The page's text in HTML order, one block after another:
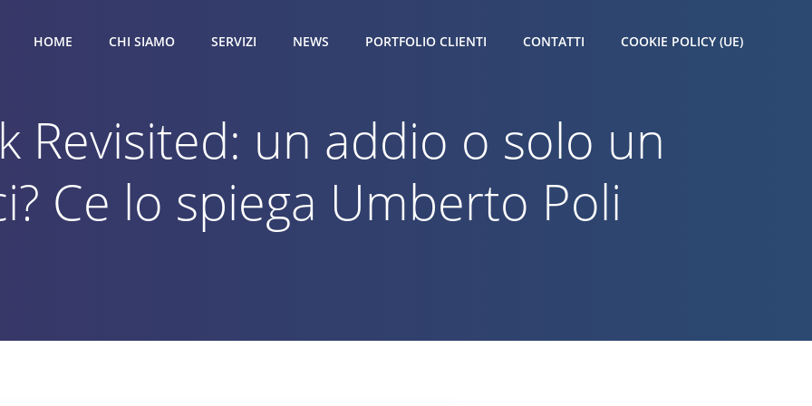
HOME CHI SIAMO SERVIZI NEWS PORTFOLIO CLIENTI CONTATTI COOKIE POLICY (UE)
Revisited: un addio o solo un
Ce lo spiega Umberto Poli